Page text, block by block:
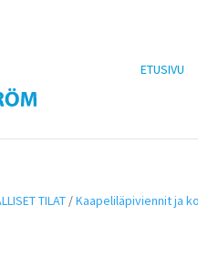
ETUSIVU
TILAT /Kaapeliläpiviennit ja